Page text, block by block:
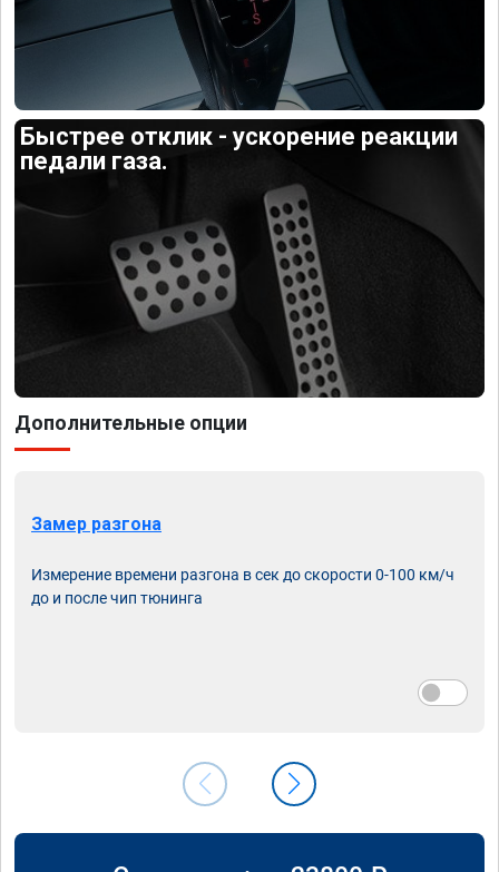
Быстрее отклик - ускорение реакции
педали газа.
Дополнительные опции
Замер разгона
Измерение времени разгона в сек до скорости 0-100 км/ч
до и после чип тюнинга